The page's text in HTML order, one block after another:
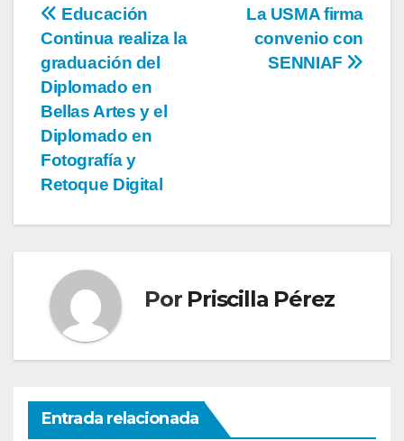
La USMA firma
convenio con
SENNIAF
Educación
Continua realiza la
graduación del
Diplomado en
Bellas Artes y el
Diplomado en
Fotografía y
Retoque Digital
Por Priscilla Pérez
Entrada relacionada